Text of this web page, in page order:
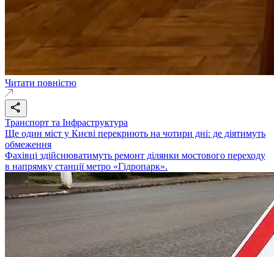
Читати повністю
Транспорт та Інфраструктура
Ще один міст у Києві перекриють на чотири дні: де діятимуть
обмеження
Фахівці здійснюватимуть ремонт ділянки мостового переходу
в напрямку станції метро «Гідропарк».